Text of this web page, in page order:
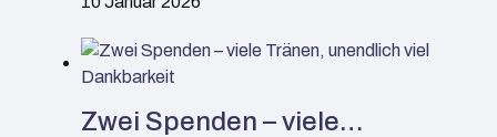
Zwei Spenden – viele…